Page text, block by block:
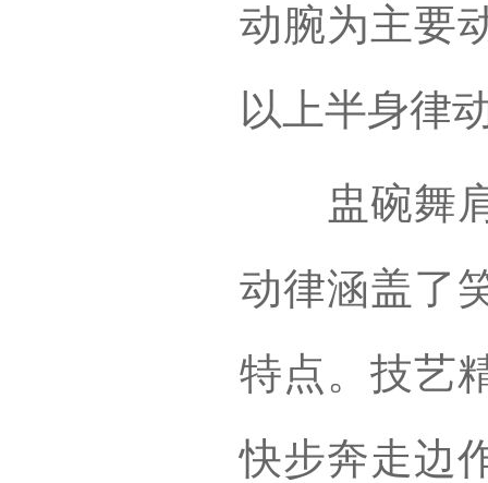
动腕为主要
以上半身律
盅碗舞肩
动律涵盖了
特点。技艺
快步奔走边